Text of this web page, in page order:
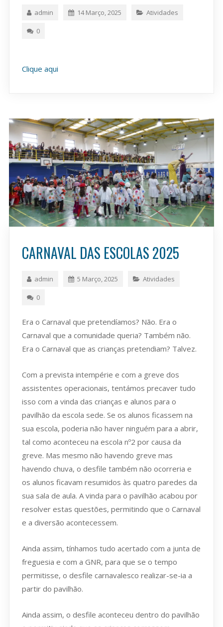
admin 14 Março, 2025 Atividades
0
Clique aqui
CARNAVAL DAS ESCOLAS 2025
admin 5 Março, 2025 Atividades
0
Era o Carnaval que pretendíamos? Não. Era o
Carnaval que a comunidade queria? Também não.
Era o Carnaval que as crianças pretendiam? Talvez.
Com a prevista intempérie e com a greve dos
assistentes operacionais, tentámos precaver tudo
isso com a vinda das crianças e alunos para o
pavilhão da escola sede. Se os alunos ficassem na
sua escola, poderia não haver ninguém para a abrir,
tal como aconteceu na escola nº2 por causa da
greve. Mas mesmo não havendo greve mas
havendo chuva, o desfile também não ocorreria e
os alunos ficavam resumidos às quatro paredes da
sua sala de aula. A vinda para o pavilhão acabou por
resolver estas questões, permitindo que o Carnaval
e a diversão acontecessem.
Ainda assim, tínhamos tudo acertado com a junta de
freguesia e com a GNR, para que se o tempo
permitisse, o desfile carnavalesco realizar-se-ia a
partir do pavilhão.
Ainda assim, o desfile aconteceu dentro do pavilhão